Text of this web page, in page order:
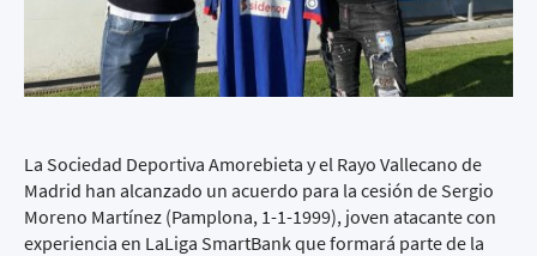
La Sociedad Deportiva Amorebieta y el Rayo Vallecano de
Madrid han alcanzado un acuerdo para la cesión de Sergio
Moreno Martínez (Pamplona, 1-1-1999), joven atacante con
experiencia en LaLiga SmartBank que formará parte de la